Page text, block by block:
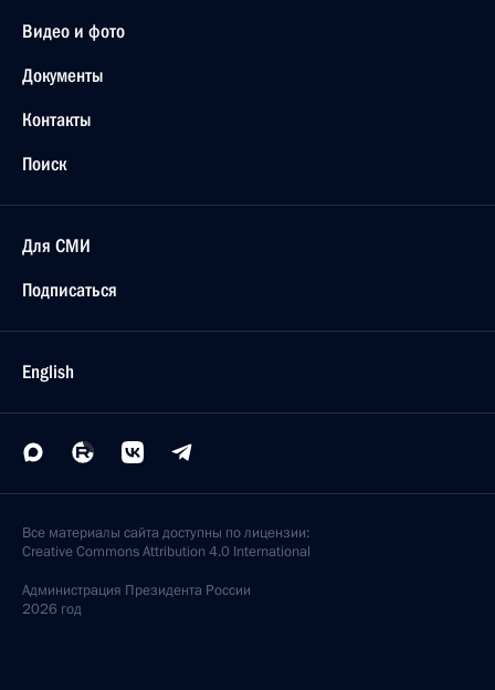
Видео и фото
Документы
Контакты
Поиск
Для СМИ
Подписаться
English
Все материалы сайта доступны по лицензии:
Creative Commons Attribution 4.0 International
Администрация Президента России
2026 год